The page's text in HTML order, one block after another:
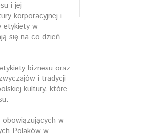
i jej
korporacyjnej i
etykiety w
się na co dzień
biznesu oraz
i tradycji
kultury, które
obowiązujących w
Polaków w